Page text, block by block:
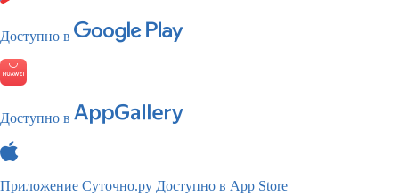
Доступно в
Доступно в
Приложение Суточно.ру Доступно в App Store